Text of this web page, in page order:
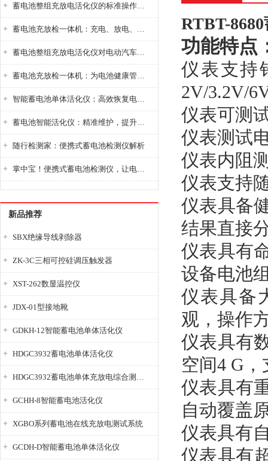
蓄电池整组充放电活化仪的标准操作流程：从接线设置到充放电参数设定的安全规范
蓄电池充放检一体机：充电、放电、检测三功能集成设备
蓄电池整组充放电活化仪对电动汽车电池有帮助吗？
蓄电池充放检一体机：为电池健康管理提供一站式解决方案
智能蓄电池单体活化仪：高效恢复电池性能，延长蓄电池使用寿命
蓄电池智能活化仪：精准维护，提升电池健康状态
随行检测家：便携式蓄电池检测仪解析
掌中宝！便携式蓄电池检测仪，让电池检测变得简单又快捷！
新品推荐
SBX绝缘导线剥除器
ZK-3C三相可控硅调压触发器
XST-262数显温控仪
JDX-01型接地靴
GDKH-12智能蓄电池单体活化仪
HDGC3932蓄电池单体活化仪
HDGC3932蓄电池单体充放电综合测试仪
GCHH-8智能蓄电池活化仪
XGBO系列蓄电池在线充放电测试系统
GCDH-D智能蓄电池单体活化仪
RTBT-
功能特点
仪表支持
2V/3.2V/
仪表可测
仪表测试
仪表内阻
仪表支持
仪表具备
结果直接
仪表具有
设备电池
仪表具备
观，操作
仪表具有
空间4 G
仪表具有
自动覆盖
仪表具有
仪表具有